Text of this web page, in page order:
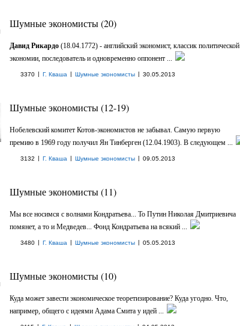
Шумные экономисты (20)
Давид Рикардо (18.04.1772) - английский экономист, классик политической
экономии, последователь и одновременно оппонент ...
3370 | Г. Кваша | Шумные экономисты | 30.05.2013
Шумные экономисты (12-19)
Нобелевский комитет Котов-экономистов не забывал. Самую первую
премию в 1969 году получил Ян Тинберген (12.04.1903). В следующем ...
3132 | Г. Кваша | Шумные экономисты | 09.05.2013
Шумные экономисты (11)
Мы все носимся с волнами Кондратьева... То Путин Николая Дмитриевича
помянет, а то и Медведев... Фонд Кондратьева на всякий ...
3480 | Г. Кваша | Шумные экономисты | 05.05.2013
Шумные экономисты (10)
Куда может завести экономическое теоретизирование? Куда угодно. Что,
например, общего с идеями Адама Смита у идей ...